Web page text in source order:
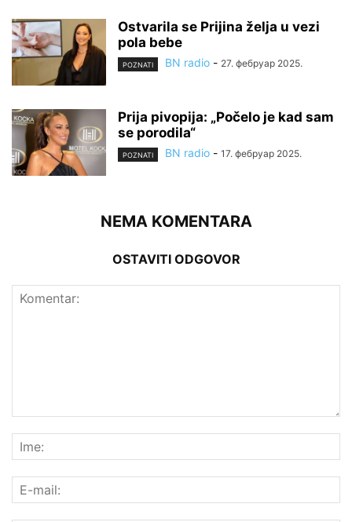
Ostvarila se Prijina želja u vezi
pola bebe
POZNATI BN radio - 27. фебруар 2025.
Prija pivopija: „Počelo je kad sam
se porodila“
POZNATI BN radio - 17. фебруар 2025.
NEMA KOMENTARA
OSTAVITI ODGOVOR